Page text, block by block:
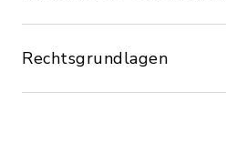
Rechtsgrundlagen